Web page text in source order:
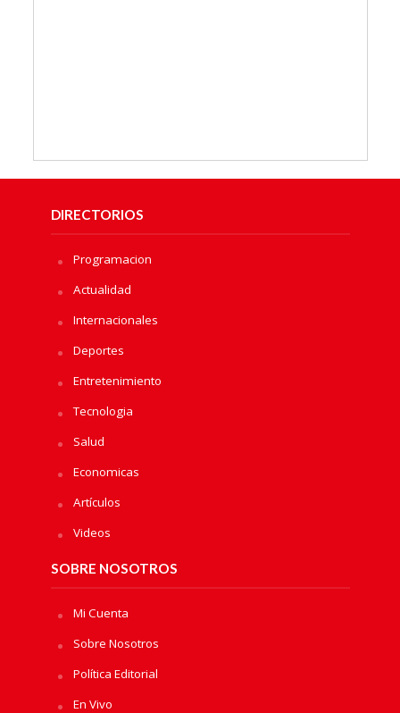
DIRECTORIOS
Programacion
Actualidad
Internacionales
Deportes
Entretenimiento
Tecnologia
Salud
Economicas
Artículos
Videos
SOBRE NOSOTROS
Mi Cuenta
Sobre Nosotros
Política Editorial
En Vivo